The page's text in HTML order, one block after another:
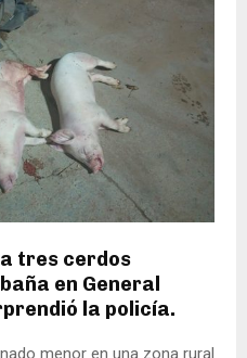
tres cerdos
en General
la policía.
menor en una zona rural